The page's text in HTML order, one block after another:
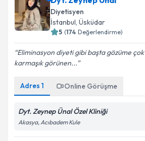
Diyetisyen
İstanbul, Üsküdar
5 (174 Değerlendirme)
Eliminasyon diyeti gibi başta gözüme
karmaşık görünen...
Adres 1 Online Görüşme
Dyt. Zeynep Ünal Özel Kliniği
Akasya, Acıbadem Kule